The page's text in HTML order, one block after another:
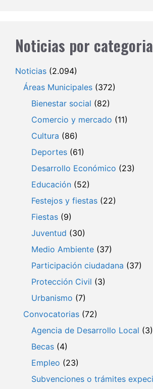
Noticias por
Noticias (2.094)
Áreas Municipales (372)
Bienestar social (82)
Comercio y mercado (11)
Cultura (86)
Deportes (61)
Desarrollo Económico (23)
Educación (52)
Festejos y fiestas (22)
Fiestas (9)
Juventud (30)
Medio Ambiente (37)
Participación ciudadana (37)
Protección Civil (3)
Urbanismo (7)
Convocatorias (72)
Agencia de Desarrollo Local (3)
Becas (4)
Empleo (23)
Subvenciones o trámites